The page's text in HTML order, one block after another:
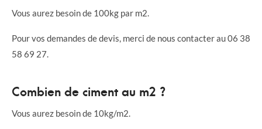
Vous aurez besoin de 100kg par m2.
Pour vos demandes de devis, merci de nous contacter au 06 38
58 69 27.
Combien de ciment au m2 ?
Vous aurez besoin de 10kg/m2.